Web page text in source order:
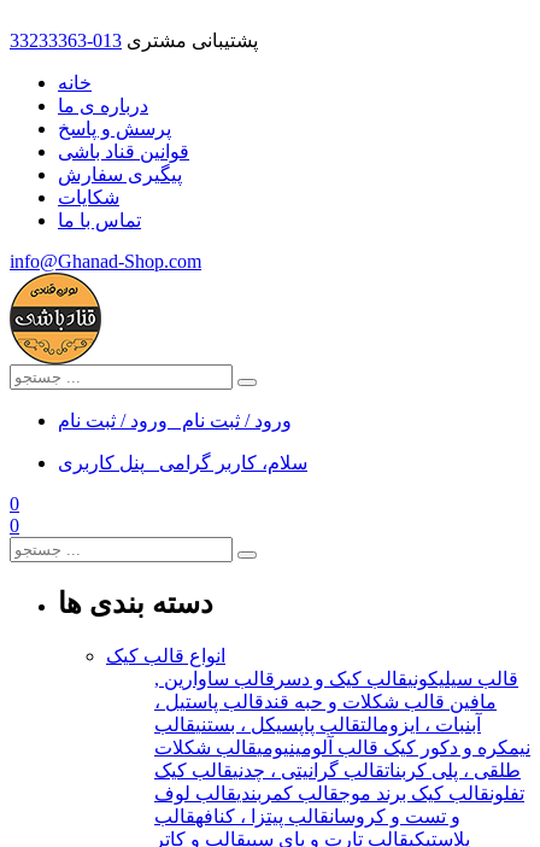
33233363-013 پشتیبانی مشتری
خانه
درباره ی ما
پرسش و پاسخ
قوانین قناد باشی
پیگیری سفارش
شکایات
تماس با ما
info@Ghanad-Shop.com
ورود / ثبت نام ورود / ثبت نام
سلام، کاربر گرامی
پنل کاربری
0
0
دسته بندی ها
انواع قالب کیک
قالب سیلیکونیقالب کیک و دسر قالب ساوارین ,
مافین قالب شکلات و حبه قندقالب پاستیل ،
آبنبات ، ایزومالتقالب پاپسیکل ، بستنیقالب
نیمکره و دکور کیک قالب آلومینیومیقالب شکلات
طلقی ، پلی کربناتقالب گرانیتی ، چدنیقالب کیک
تفلونقالب کیک برند موجقالب کمربندیقالب لوف
و تست و کروسانقالب پیتزا ، کنافهقالب
پلاستیکیقالب تارت و پای سیبقالب و کاتر